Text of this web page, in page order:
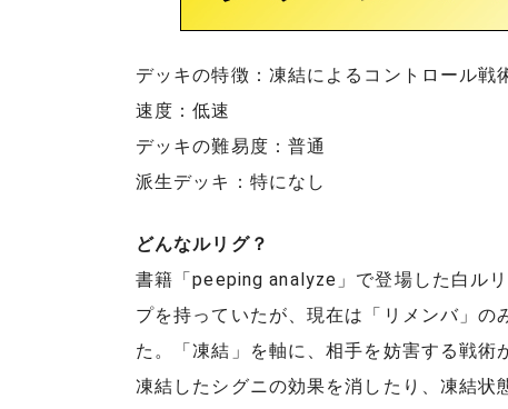
デッキの特徴：凍結によるコントロール戦
速度：低速
デッキの難易度：普通
派生デッキ：特になし
どんなルリグ？
書籍「peeping analyze」で登場した白ル
プを持っていたが、現在は「リメンバ」
た。「凍結」を軸に、相手を妨害する戦術
凍結したシグニの効果を消したり、凍結状